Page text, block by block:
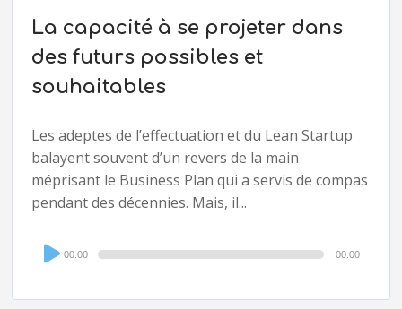
La capacité à se projeter dans
des futurs possibles et
souhaitables
Les adeptes de l’effectuation et du Lean Startup
balayent souvent d’un revers de la main
méprisant le Business Plan qui a servis de compas
pendant des décennies. Mais, il...
Audio
Player
00:00 00:00